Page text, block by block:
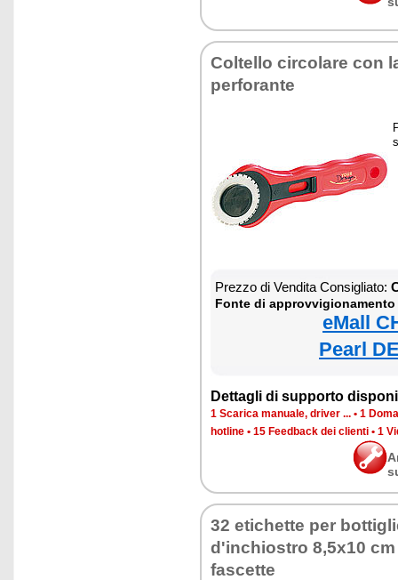
Coltello circolare con
perforante
Prezzo di Vendita Consigliato:
Fonte di approvvigionamento
eMall
Pearl
Dettagli di supporto
1 Scarica manuale, driver ... • 1
hotline • 15 Feedback dei clienti • 1
32 etichette per
d'inchiostro 8,5x10
fascette